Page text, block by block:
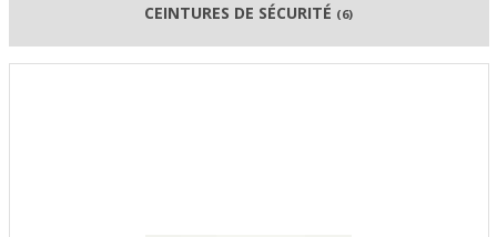
CEINTURES DE SÉCURITÉ (6)